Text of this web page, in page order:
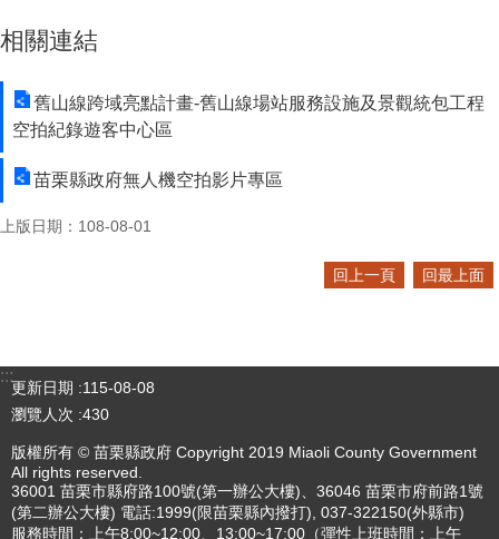
相關連結
舊山線跨域亮點計畫-舊山線場站服務設施及景觀統包工程
空拍紀錄遊客中心區
苗栗縣政府無人機空拍影片專區
上版日期：108-08-01
回上一頁 回最上面
:::
更新日期
115-08-08
瀏覽人次 430
版權所有 © 苗栗縣政府 Copyright 2019 Miaoli County Government
All rights reserved.
36001 苗栗市縣府路100號(第一辦公大樓)、36046 苗栗市府前路1號
(第二辦公大樓) 電話:1999(限苗栗縣內撥打), 037-322150(外縣市)
服務時間：上午8:00~12:00、13:00~17:00（彈性上班時間：上午